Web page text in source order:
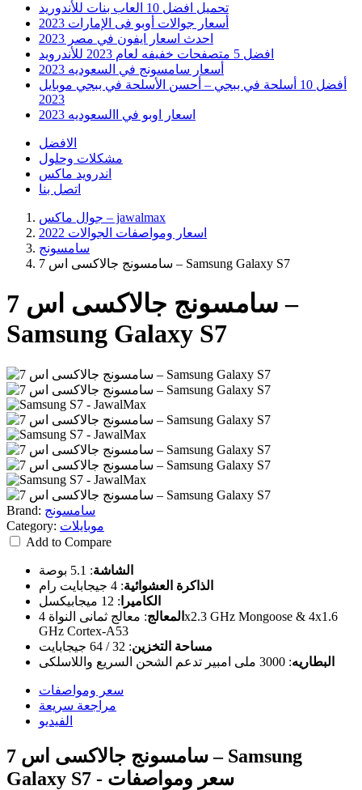
تحميل افضل 10 العاب بنات للأندوريد
أسعار جوالات أوبو فى الإمارات 2023
احدث اسعار ايفون في مصر 2023
افضل 5 متصفحات خفيفه لعام 2023 للأندرويد
أسعار سامسونج في السعوديه 2023
أفضل 10 أسلحة في ببجي – أحسن الأسلحة في ببجي موبايل
2023
اسعار اوبو في االسعوديه 2023
الافضل
مشكلات وحلول
اندرويد ماكس
اتصل بنا
جوال ماكس – jawalmax
اسعار ومواصفات الجوالات 2022
سامسونج
سامسونج جالاكسى اس 7 – Samsung Galaxy S7
سامسونج جالاكسى اس 7 –
Samsung Galaxy S7
Brand: سامسونج
Category: موبايلات
Add to Compare
الشاشة: 5.1 بوصة
الذاكرة العشوائية: 4 جيجابايت رام
الكاميرا : 12 ميجابيكسل
المعالج:
معالج ثمانى النواة 4x2.3 GHz Mongoose & 4x1.6
GHz Cortex-A53
مساحة التخزين: 32 / 64 جيجابايت
البطاريه: 3000 ملى امبير تدعم الشحن السريع واللاسلكى
سعر ومواصفات
مراجعة سريعة
الفيديو
سامسونج جالاكسى اس 7 – Samsung
Galaxy S7 - سعر ومواصفات